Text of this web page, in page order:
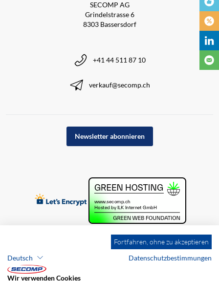
SECOMP AG
Grindelstrasse 6
8303 Bassersdorf
+41 44 511 87 10
verkauf@secomp.ch
Newsletter abonnieren
Fortfahren, ohne zu akzeptieren
Deutsch
Datenschutzbestimmungen
Wir verwenden Cookies